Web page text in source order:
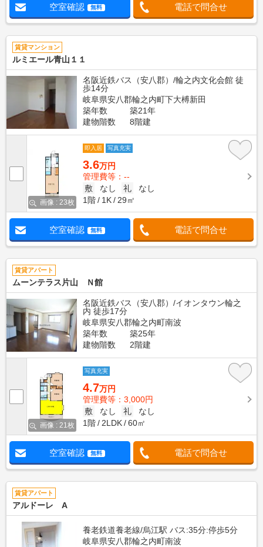
空室確認 無料 電話で問合せ
賃貸マンション
ルミエール青山１１
名阪近鉄バス（安八郡）/輪之内文化会館 徒
歩14分
岐阜県安八郡輪之内町下大榑新田
築年数
築21年
建物階数
8階建
画像 : 23枚
即入居 写真充実
3.6万円
管理費等：--
敷
なし 礼
なし
1階
1K 29㎡
空室確認 無料 電話で問合せ
賃貸アパート
ムーンテラス片山 Ｎ館
名阪近鉄バス（安八郡）/イオンタウン輪之
内 徒歩17分
岐阜県安八郡輪之内町南波
築年数
築25年
建物階数
2階建
画像 : 21枚
写真充実
4.7万円
管理費等：3,000円
敷
なし 礼
なし
1階
2LDK 60㎡
空室確認 無料 電話で問合せ
賃貸アパート
アルドーレ A
養老鉄道養老線/烏江駅 バス:35分:停歩5分
岐阜県安八郡輪之内町南波